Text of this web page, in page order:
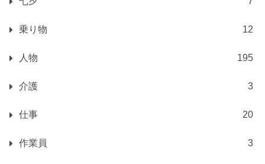
乗り物 12
人物 195
介護 3
仕事 20
作業員 3